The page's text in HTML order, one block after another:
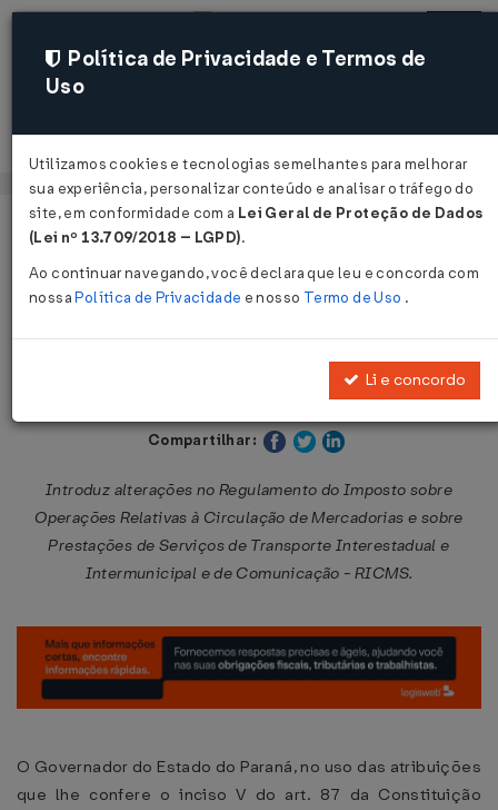
Acessar
Página Inicial Legislações
Decreto Nº 8531 DE 20/12/2017
Publicado no DOE - PR em 21 dez 2017
Compartilhar:
Introduz alterações no Regulamento do Imposto sobre
Operações Relativas à Circulação de Mercadorias e sobre
Prestações de Serviços de Transporte Interestadual e
Intermunicipal e de Comunicação - RICMS.
O Governador do Estado do Paraná, no uso das atribuições
que lhe confere o inciso V do art. 87 da Constituição
Política de Privacidade e Termos de
Uso
Utilizamos cookies e tecnologias semelhantes para melhorar
sua experiência, personalizar conteúdo e analisar o tráfego do
site, em conformidade com a Lei Geral de Proteção de Dados
(Lei nº 13.709/2018 – LGPD).
Ao continuar navegando, você declara que leu e concorda com
nossaPolítica de Privacidade e nosso Termo de Uso .
Li e concordo